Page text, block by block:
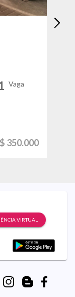
Vaga
350.000
VIRTUAL